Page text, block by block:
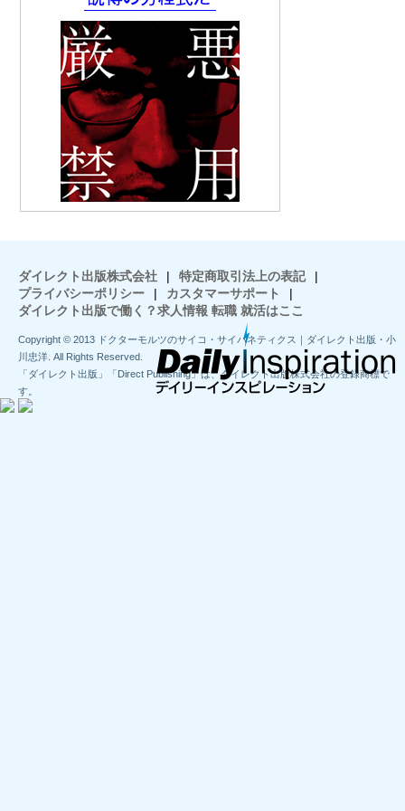
ダイレクト出版株式会社 | 特定商取引法上の表記
|
プライバシーポリシー
| カスタマーサポート
|
ダイレクト出版で働く？求人情報 転職 就活はここ
Copyright © 2013 ドクターモルツのサイコ・サイバネティクス｜ダイレクト出版・小
川忠洋. All Rights Reserved.
「ダイレクト出版」「Direct Publishing」は、ダイレクト出版株式会社の登録商標で
す。